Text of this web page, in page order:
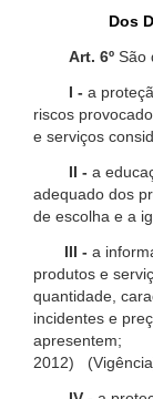
Dos
Art. 6º São
I - a
riscos
e serviços
II - a
adequado dos
de escolha e a
III - a
produtos e
quantidade,
incidentes e
apresentem;
2012)